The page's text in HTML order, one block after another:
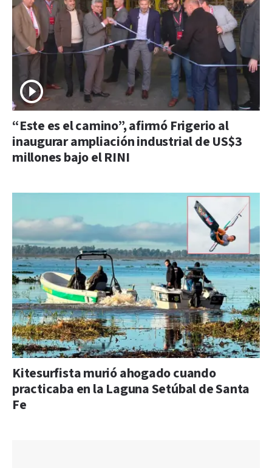
“Este es el camino”, afirmó Frigerio al
inaugurar ampliación industrial de US$3
millones bajo el RINI
Kitesurfista murió ahogado cuando
practicaba en la Laguna Setúbal de Santa
Fe